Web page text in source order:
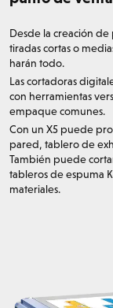
Desde la creación de
tiradas cortas o
harán todo.
Las cortadoras
con herramientas
empaque comunes.
Con un X5 puede
pared, tablero de
También puede
tableros de espuma
materiales.